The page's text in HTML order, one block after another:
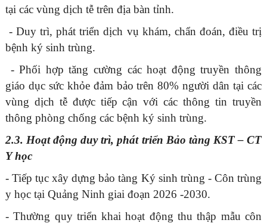
tại các vùng dịch tễ trên địa bàn tỉnh.
- Duy trì, phát triển dịch vụ khám, chẩn đoán, điều trị
bệnh ký sinh trùng.
- Phối hợp tăng cường các hoạt động truyền thông
giáo dục sức khỏe đảm bảo trên 80% người dân tại các
vùng dịch tễ được tiếp cận với các thông tin truyền
thông phòng chống các bệnh ký sinh trùng.
2.3. Hoạt động duy trì, phát triển Bảo tàng KST – CT
Y học
- Tiếp tục xây dựng bảo tàng Ký sinh trùng - Côn trùng
y học tại Quảng Ninh giai đoạn 2026 -2030.
- Thường quy triển khai hoạt động thu thập mẫu côn